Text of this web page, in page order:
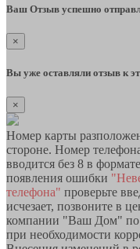
Ваш Отзыв успешно
×
Вы уже оставляли отзыв к
×
Номер карты
стороне. Номер
вводится без 8 в
появления ошибки
телефона" проверьте
исчезает, позвоните в
компании "Ваш Дом" по
при необходимости